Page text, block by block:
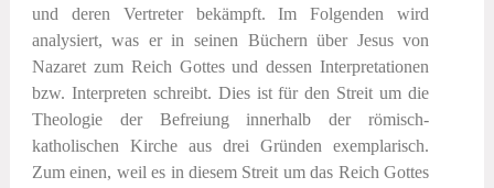
und deren Vertreter bekämpft. Im Folgenden wird
analysiert, was er in seinen Büchern über Jesus von
Nazaret zum Reich Gottes und dessen Interpretationen
bzw. Interpreten schreibt. Dies ist für den Streit um die
Theologie der Befreiung innerhalb der römisch-
katholischen Kirche aus drei Gründen exemplarisch.
Zum einen, weil es in diesem Streit um das Reich Gottes